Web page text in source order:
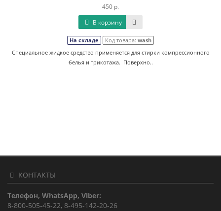
450 р.
В корзину
На складе Код товара: wash
Специальное жидкое средство применяется для стирки компрессионного
белья и трикотажа. Поверхно..
КОНТАКТЫ
Телефон, WhatsApp, Viber:
8-800-505-45-22, 8-495-142-20-26